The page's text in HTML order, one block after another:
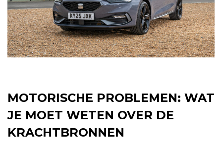
MOTORISCHE PROBLEMEN: WAT
JE MOET WETEN OVER DE
KRACHTBRONNEN